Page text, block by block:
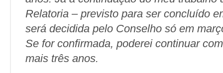
Relatoria – previsto para ser concluído
será decidida pelo Conselho só em
Se for confirmada, poderei continuar
mais três anos.